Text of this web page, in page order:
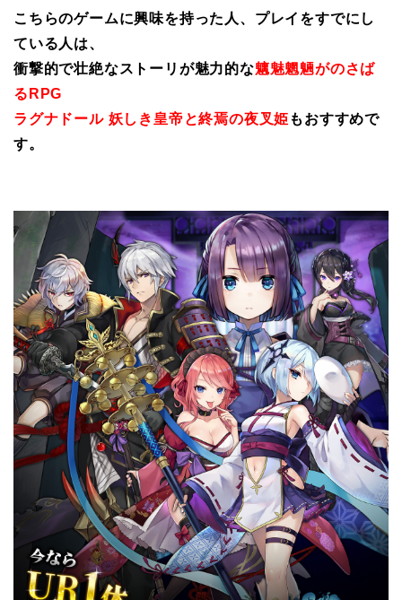
こちらのゲームに興味を持った人、プレイをすでにし
ている人は、
衝撃的で壮絶なストーリが魅力的な魑魅魍魎がのさば
るRPG
ラグナドール 妖しき皇帝と終焉の夜叉姫 もおすすめで
す。